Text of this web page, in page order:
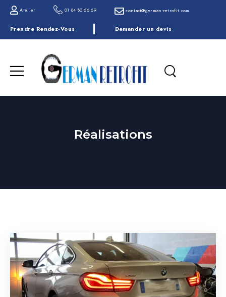
Atelier 01 84 80 66 69 contact@german-retrofit.com
Prendre Rendez-Vous Demander un devis
Réalisations